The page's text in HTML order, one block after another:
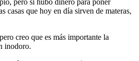
pero si hubo dinero para poner
casas que hoy en día sirven de materas,
creo que es más importante la
inodoro.